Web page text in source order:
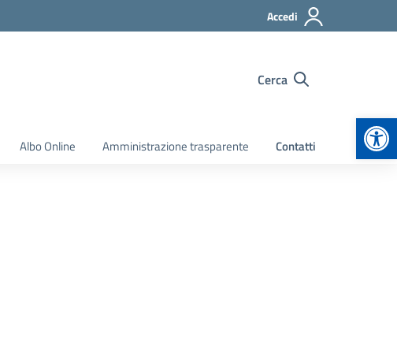
Accedi
Cerca
Albo Online Amministrazione trasparente Contatti